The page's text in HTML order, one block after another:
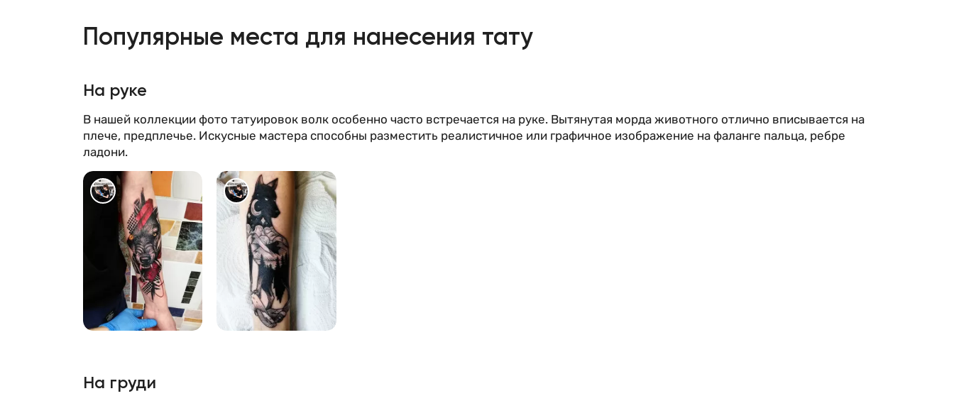
Популярные места для нанесения тату
На руке
В нашей коллекции фото татуировок волк особенно часто встречается на руке. Вытянутая морда животного отлично вписывается на
плече, предплечье. Искусные мастера способны разместить реалистичное или графичное изображение на фаланге пальца, ребре
ладони.
711 457
На груди